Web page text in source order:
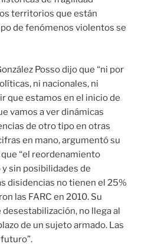
territorios que están
de fenómenos violentos se
Posso dijo que “ni por
ni nacionales, ni
que estamos en el inicio de
vamos a ver dinámicas
de otro tipo en otras
en mano, argumentó su
“el reordenamiento
sin posibilidades de
disidencias no tienen el 25%
las FARC en 2010. Su
desestabilización, no llega al
de un sujeto armado. Las